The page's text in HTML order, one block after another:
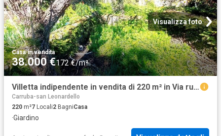
Visualizza foto
Casa·in vendita
38.000 €172 €/m²
Villetta indipendente in vendita di 220 m² in Via russo
Carruba-san Leonardello
220 m²7 Locali2 BagniCasa
·Giardino